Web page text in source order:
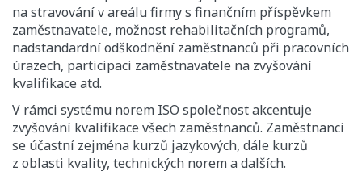
na stravování v areálu firmy s finančním příspěvkem
zaměstnavatele, možnost rehabilitačních programů,
nadstandardní odškodnění zaměstnanců při pracovních
úrazech, participaci zaměstnavatele na zvyšování
kvalifikace atd.
V rámci systému norem ISO společnost akcentuje
zvyšování kvalifikace všech zaměstnanců. Zaměstnanci
se účastní zejména kurzů jazykových, dále kurzů
z oblasti kvality, technických norem a dalších.